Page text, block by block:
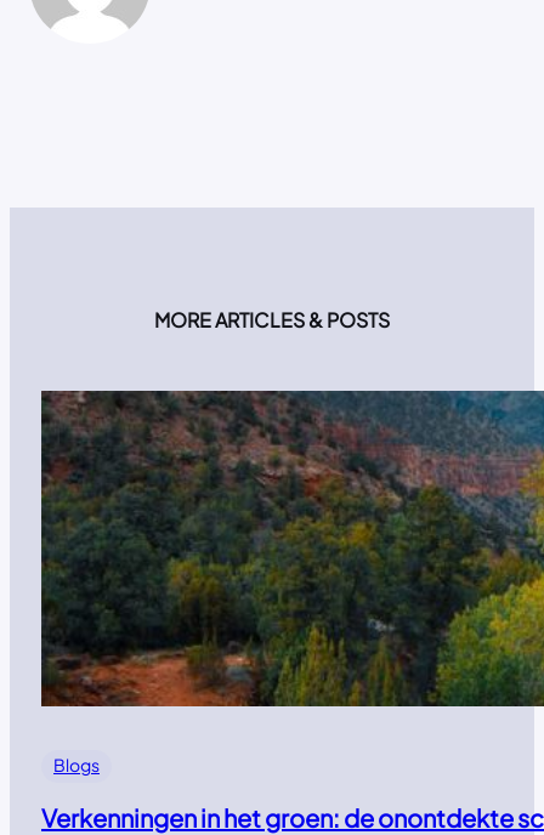
MORE ARTICLES & POSTS
Blogs
Verkenningen in het groen: de onontdekte